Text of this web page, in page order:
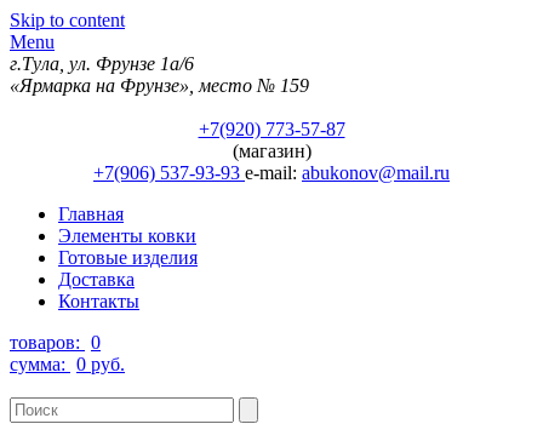
Skip to content
Menu
г.Тула, ул. Фрунзе 1а/6
«Ярмарка на Фрунзе», место № 159
+7(920) 773-57-87
(магазин)
+7(906) 537-93-93 e-mail: abukonov@mail.ru
Главная
Элементы ковки
Готовые изделия
Доставка
Контакты
товаров: 0
сумма: 0 руб.